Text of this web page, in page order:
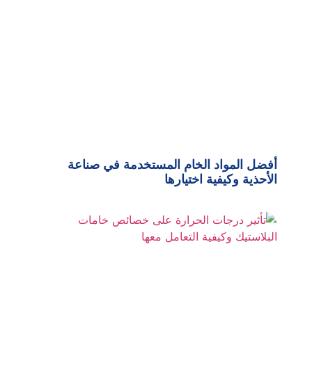
أفضل المواد الخام المستخدمة في صناعة
الأحذية وكيفية اختيارها